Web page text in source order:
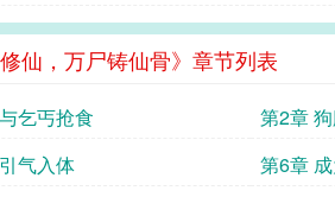
修仙，万尸铸仙骨》章节列表
乞丐抢食 第2章
气入体
第6章